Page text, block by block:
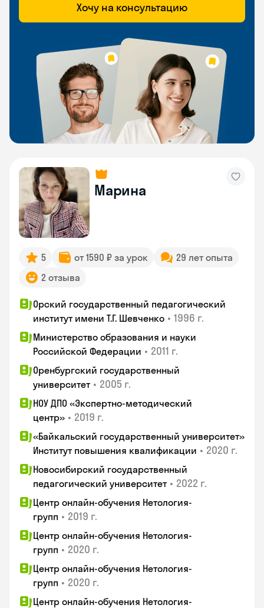
Хочу на консультацию
Марина
5 от 1590 ₽ за урок
29 лет опыта
2 отзыва
Орский государственный педагогический
институт имени Т.Г. Шевченко • 1996 г.
Министерство образования и науки
Российской Федерации • 2011 г.
Оренбургский государственный
университет • 2005 г.
НОУ ДПО «Экспертно-методический
центр» • 2019 г.
«Байкальский государственный университет»
Институт повышения квалификации • 2020 г.
Новосибирский государственный
педагогический университет • 2022 г.
Центр онлайн-обучения Нетология-
групп • 2019 г.
Центр онлайн-обучения Нетология-
групп • 2020 г.
Центр онлайн-обучения Нетология-
групп • 2020 г.
Центр онлайн-обучения Нетология-